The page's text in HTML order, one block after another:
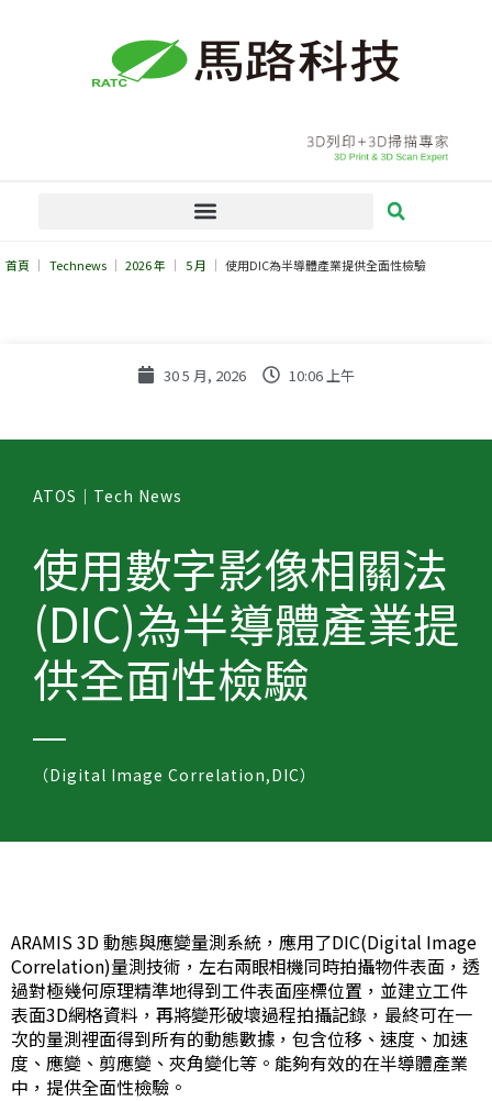
首頁 Technews 2026 年 5 月 使用DIC為半導體產業提供全面性檢驗
30 5 月, 2026 10:06 上午
ATOS｜Tech News
使用數字影像相關法
(DIC)為半導體產業提
供全面性檢驗
（Digital Image Correlation,DIC）
ARAMIS 3D 動態與應變量測系統，應用了DIC(Digital Image
Correlation)量測技術，左右兩眼相機同時拍攝物件表面，透
過對極幾何原理精準地得到工件表面座標位置，並建立工件
表面3D網格資料，再將變形破壞過程拍攝記錄，最終可在一
次的量測裡面得到所有的動態數據，包含位移、速度、加速
度、應變、剪應變、夾角變化等。能夠有效的在半導體產業
中，提供全面性檢驗。